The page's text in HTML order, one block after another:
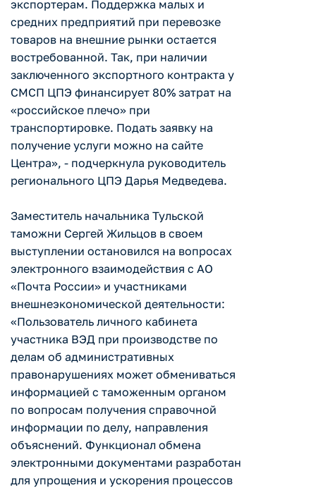
экспортерам. Поддержка малых и
средних предприятий при перевозке
товаров на внешние рынки остается
востребованной. Так, при наличии
заключенного экспортного контракта у
СМСП ЦПЭ финансирует 80% затрат на
«российское плечо» при
транспортировке. Подать заявку на
получение услуги можно на сайте
Центра», - подчеркнула руководитель
регионального ЦПЭ Дарья Медведева.
Заместитель начальника Тульской
таможни Сергей Жильцов в своем
выступлении остановился на вопросах
электронного взаимодействия с АО
«Почта России» и участниками
внешнеэкономической деятельности:
«Пользователь личного кабинета
участника ВЭД при производстве по
делам об административных
правонарушениях может обмениваться
информацией с таможенным органом
по вопросам получения справочной
информации по делу, направления
объяснений. Функционал обмена
электронными документами разработан
для упрощения и ускорения процессов